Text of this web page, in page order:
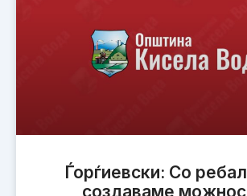
Ѓорѓиевски: Со
создаваме